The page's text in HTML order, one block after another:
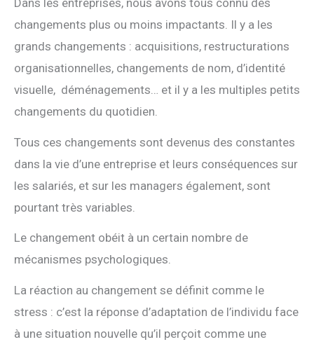
changements plus ou moins impactants. Il y a les
grands changements : acquisitions, restructurations
organisationnelles, changements de nom, d’identité
visuelle, déménagements… et il y a les multiples petits
changements du quotidien.
Tous ces changements sont devenus des constantes
dans la vie d’une entreprise et leurs conséquences sur
les salariés, et sur les managers également, sont
pourtant très variables.
Le changement obéit à un certain nombre de
mécanismes psychologiques.
La réaction au changement se définit comme le
stress : c’est la réponse d’adaptation de l’individu face
à une situation nouvelle qu’il perçoit comme une